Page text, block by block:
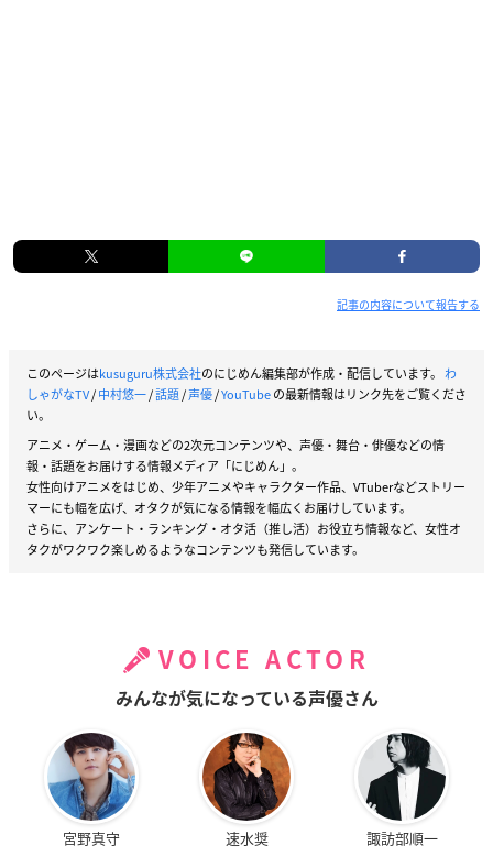
記事の内容について報告する
このページはkusuguru株式会社のにじめん編集部が作成・配信しています。 わ
しゃがなTV/中村悠一/話題/声優/YouTubeの最新情報はリンク先をご覧くださ
い。
アニメ・ゲーム・漫画などの2次元コンテンツや、声優・舞台・俳優などの情
報・話題をお届けする情報メディア「にじめん」。
女性向けアニメをはじめ、少年アニメやキャラクター作品、VTuberなどストリー
マーにも幅を広げ、オタクが気になる情報を幅広くお届けしています。
さらに、アンケート・ランキング・オタ活（推し活）お役立ち情報など、女性オ
タクがワクワク楽しめるようなコンテンツも発信しています。
VOICE ACTOR
みんなが気になっている声優さん
宮野真守 速水奨 諏訪部順一